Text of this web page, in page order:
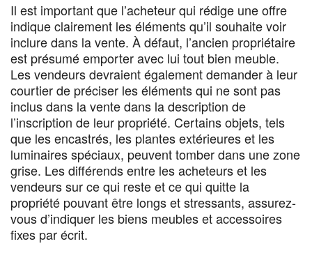
Il est important que l’acheteur qui rédige une offre
indique clairement les éléments qu’il souhaite voir
inclure dans la vente. À défaut, l’ancien propriétaire
est présumé emporter avec lui tout bien meuble.
Les vendeurs devraient également demander à leur
courtier de préciser les éléments qui ne sont pas
inclus dans la vente dans la description de
l’inscription de leur propriété. Certains objets, tels
que les encastrés, les plantes extérieures et les
luminaires spéciaux, peuvent tomber dans une zone
grise. Les différends entre les acheteurs et les
vendeurs sur ce qui reste et ce qui quitte la
propriété pouvant être longs et stressants, assurez-
vous d’indiquer les biens meubles et accessoires
fixes par écrit.